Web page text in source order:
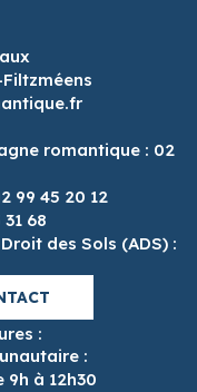
romantique : 02
99 45 20 12
68
des Sols (ADS) :
:
:
9h à 12h30